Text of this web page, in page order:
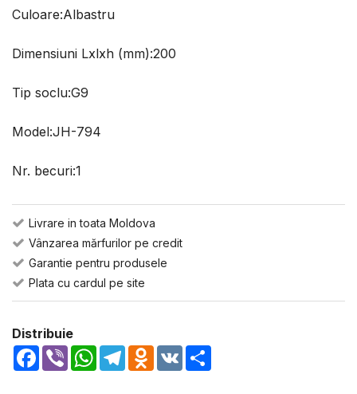
Culoare:Albastru
Dimensiuni Lxlxh (mm):200
Tip soclu:G9
Model:JH-794
Nr. becuri:1
Livrare in toata Moldova
Vânzarea mărfurilor pe credit
Garantie pentru produsele
Plata cu cardul pe site
Distribuie
Facebook
Viber WhatsApp
TelegramOdnoklassniki
VK